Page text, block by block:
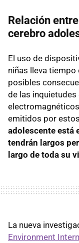
Relación
cerebro
El uso de
niñas lleva
posibles
de las
emitidos por
adolescente está
tendrán largos
largo de toda su
La nueva
Environment